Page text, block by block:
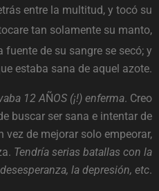
entre la multitud, y tocó su
tan solamente su manto,
fuente de su sangre se secó; y
estaba sana de aquel azote.
12 AÑOS (¡!) enferma. Creo
buscar ser sana e intentar de
de mejorar solo empeorar,
Tendría serias batallas con la
desesperanza, la depresión, etc.